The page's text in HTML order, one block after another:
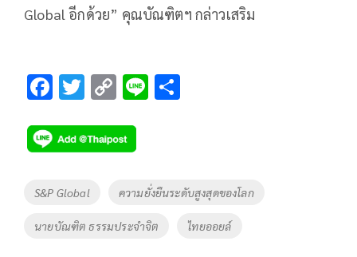
Global อีกด้วย” คุณบัณฑิตฯ กล่าวเสริม
F
e
b
o
o
k
T
tt
er
C
p
y
Li
n
k
Li
Tags
S&P Global ความยั่งยืนระดับสูงสุดของโลก
นายบัณฑิต ธรรมประจำจิต ไทยออยล์